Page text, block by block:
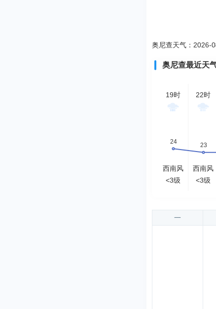
奥尼查天气：2026-
奥尼查最近天
19时
西南风
<3级
22时
西南风
<3级
一